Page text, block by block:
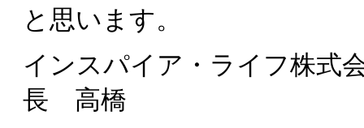
と思います。
インスパイア・ライフ株式
長 高橋